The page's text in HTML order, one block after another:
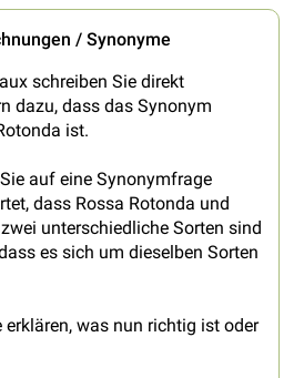
/ Synonyme
schreiben Sie direkt
dazu, dass das Synonym
ist.
auf eine Synonymfrage
dass Rossa Rotonda und
unterschiedliche Sorten sind
es sich um dieselben Sorten
erklären, was nun richtig ist oder